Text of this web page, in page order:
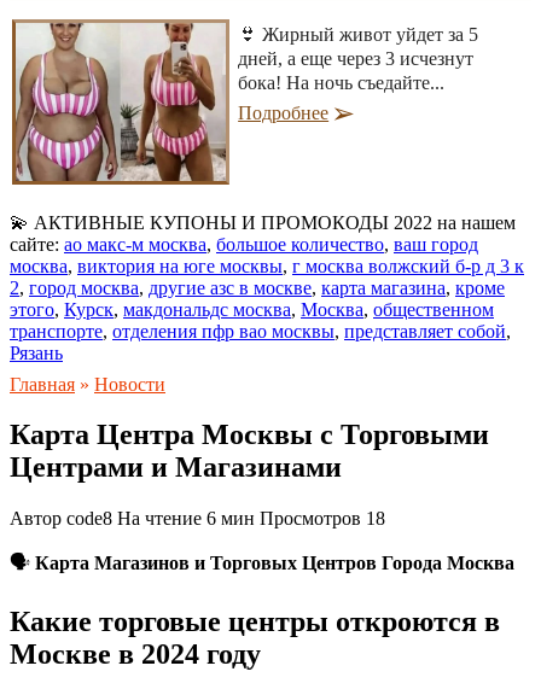
👙 Жирный живот уйдет за 5
дней, а еще через 3 исчезнут
бока! На ночь съедайте...
Подробнее
💫 АКТИВНЫЕ КУПОНЫ И ПРОМОКОДЫ 2022 на нашем
сайте: ао макс-м москва, большое количество, ваш город
москва, виктория на юге москвы, г москва волжский б-р д 3 к
2, город москва, другие азс в москве, карта магазина, кроме
этого, Курск, макдональдс москва, Москва, общественном
транспорте, отделения пфр вао москвы, представляет собой,
Рязань
Главная » Новости
Карта Центра Москвы с Торговыми
Центрами и Магазинами
Автор code8 На чтение 6 мин Просмотров 18
🗣 Карта Магазинов и Торговых Центров Города Москва
Какие торговые центры откроются в
Москве в 2024 году